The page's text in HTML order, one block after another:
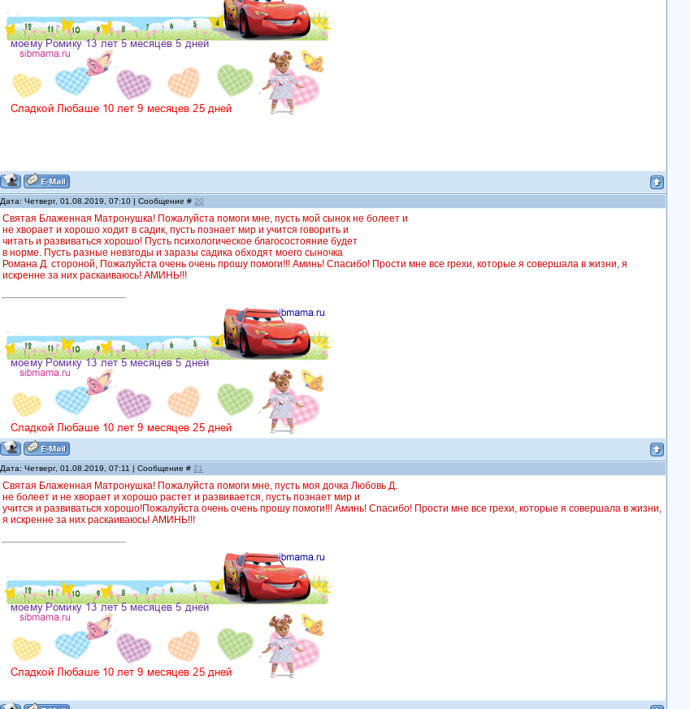
Дата: Четверг, 01.08.2019, 07:10 | Сообщение # 20
Святая Блаженная Матронушка! Пожалуйста помоги мне, пусть мой сынок не болеет и
не хворает и хорошо ходит в садик, пусть познает мир и учится говорить и
читать и развиваться хорошо! Пусть психологическое благосостояние будет
в норме. Пусть разные невзгоды и заразы садика обходят моего сыночка
Романа Д. стороной, Пожалуйста очень очень прошу помоги!!!Аминь! Спасибо! Прости мне все грехи, которые я совершала в жизни, я
искренне за них раскаиваюсь! АМИНЬ!!!
Дата: Четверг, 01.08.2019, 07:11 | Сообщение # 21
Святая Блаженная Матронушка! Пожалуйста помоги мне, пусть моя дочка Любовь Д.
не болеет и не хворает и хорошо растет и развивается, пусть познает мир и
учится и развиваться хорошо!Пожалуйста очень очень прошу помоги!!!Аминь! Спасибо! Прости мне все грехи, которые я совершала в жизни,
я искренне за них раскаиваюсь! АМИНЬ!!!